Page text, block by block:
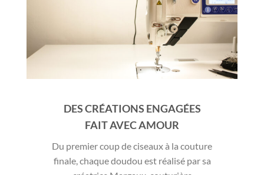
DES CRÉATIONS ENGAGÉES
FAIT AVEC AMOUR
Du premier coup de ciseaux à la couture
finale, chaque doudou est réalisé par sa